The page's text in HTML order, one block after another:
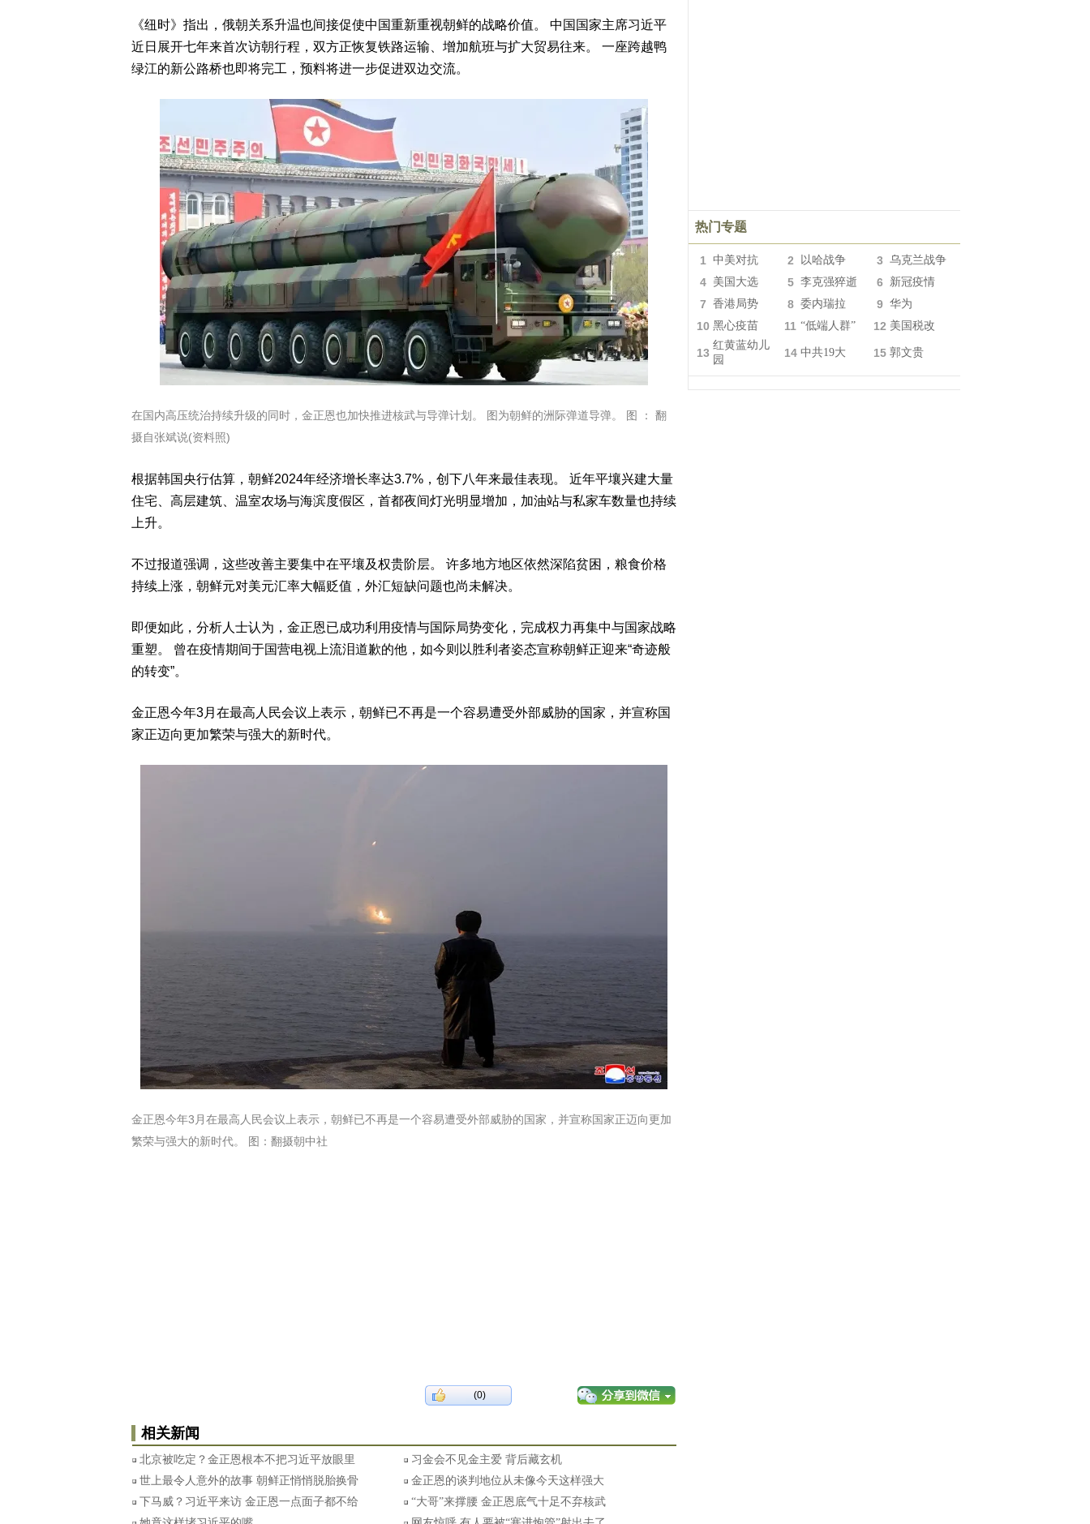
《纽时》指出，俄朝关系升温也间接促使中国重新重视朝鲜的战略价值。 中国国家主席习近平
近日展开七年来首次访朝行程，双方正恢复铁路运输、增加航班与扩大贸易往来。 一座跨越鸭
绿江的新公路桥也即将完工，预料将进一步促进双边交流。
在国内高压统治持续升级的同时，金正恩也加快推进核武与导弹计划。 图为朝鲜的洲际弹道导弹。 图 ： 翻
摄自张斌说(资料照)
根据韩国央行估算，朝鲜2024年经济增长率达3.7%，创下八年来最佳表现。 近年平壤兴建大量
住宅、高层建筑、温室农场与海滨度假区，首都夜间灯光明显增加，加油站与私家车数量也持续
上升。
不过报道强调，这些改善主要集中在平壤及权贵阶层。 许多地方地区依然深陷贫困，粮食价格
持续上涨，朝鲜元对美元汇率大幅贬值，外汇短缺问题也尚未解决。
即便如此，分析人士认为，金正恩已成功利用疫情与国际局势变化，完成权力再集中与国家战略
重塑。 曾在疫情期间于国营电视上流泪道歉的他，如今则以胜利者姿态宣称朝鲜正迎来“奇迹般
的转变”。
金正恩今年3月在最高人民会议上表示，朝鲜已不再是一个容易遭受外部威胁的国家，并宣称国
家正迈向更加繁荣与强大的新时代。
金正恩今年3月在最高人民会议上表示，朝鲜已不再是一个容易遭受外部威胁的国家，并宣称国家正迈向更加
繁荣与强大的新时代。 图：翻摄朝中社
(0)
相关新闻
北京被吃定？金正恩根本不把习近平放眼里
习金会不见金主爱 背后藏玄机
世上最令人意外的故事 朝鲜正悄悄脱胎换骨
金正恩的谈判地位从未像今天这样强大
下马威？习近平来访 金正恩一点面子都不给
“大哥”来撑腰 金正恩底气十足不弃核武
热门专题
1 中美对抗 2 以哈战争 3 乌克兰战争
4 美国大选 5 李克强猝逝 6 新冠疫情
7 香港局势 8 委内瑞拉 9 华为
10 黑心疫苗 11 “低端人群” 12 美国税改
13
红黄蓝幼儿
园
14 中共19大 15 郭文贵